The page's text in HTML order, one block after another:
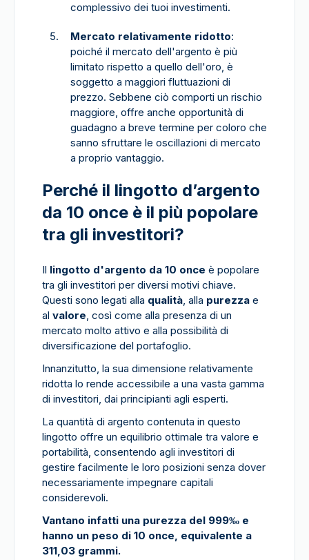
complessivo dei tuoi investimenti.
Mercato relativamente ridotto:
poiché il mercato dell'argento è più
limitato rispetto a quello dell'oro, è
soggetto a maggiori fluttuazioni di
prezzo. Sebbene ciò comporti un rischio
maggiore, offre anche opportunità di
guadagno a breve termine per coloro che
sanno sfruttare le oscillazioni di mercato
a proprio vantaggio.
Perché il lingotto d’argento
da 10 once è il più popolare
tra gli investitori?
Il lingotto d'argento da 10 once è popolare
tra gli investitori per diversi motivi chiave.
Questi sono legati alla qualità, alla purezza e
al valore, così come alla presenza di un
mercato molto attivo e alla possibilità di
diversificazione del portafoglio.
Innanzitutto, la sua dimensione relativamente
ridotta lo rende accessibile a una vasta gamma
di investitori, dai principianti agli esperti.
La quantità di argento contenuta in questo
lingotto offre un equilibrio ottimale tra valore e
portabilità, consentendo agli investitori di
gestire facilmente le loro posizioni senza dover
necessariamente impegnare capitali
considerevoli.
Vantano infatti una purezza del 999‰ e
hanno un peso di 10 once, equivalente a
311,03 grammi.